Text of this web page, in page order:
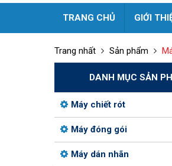
TRANG CHỦ GIỚI
Trang nhất Sản phẩm
DANH MỤC SẢN
Máy chiết rót
Máy đóng gói
Máy dán nhãn